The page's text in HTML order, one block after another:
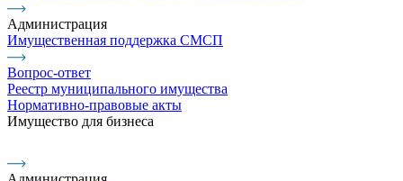
Администрация
Имущественная поддержка СМСП
Вопрос-ответ
Реестр муниципального имущества
Нормативно-правовые акты
Имущество для бизнеса